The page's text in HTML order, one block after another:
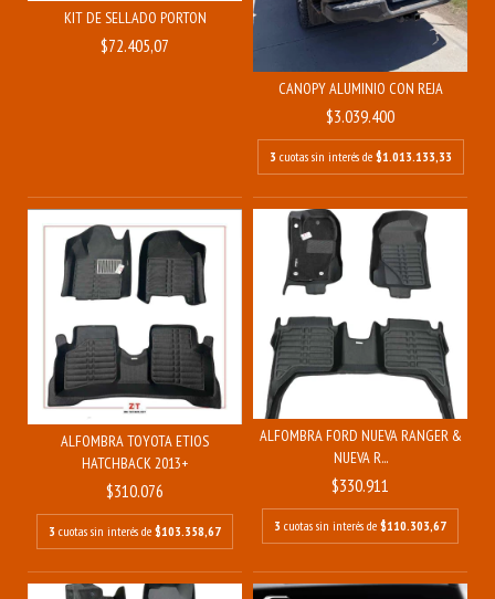
KIT DE SELLADO PORTON
$72.405,07
CANOPY ALUMINIO CON REJA
$3.039.400
3 cuotas sin interés de $1.013.133,33
ALFOMBRA TOYOTA ETIOS
HATCHBACK 2013+
$310.076
3 cuotas sin interés de $103.358,67
ALFOMBRA FORD NUEVA RANGER &
NUEVA R...
$330.911
3 cuotas sin interés de $110.303,67